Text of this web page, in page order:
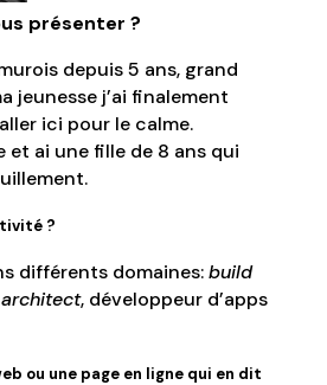
présenter ?
depuis 5 ans, grand
jeunesse j’ai finalement
ici pour le calme.
et ai une fille de 8 ans qui
?
différents domaines:build
, développeur d’apps
ou une page en ligne qui en dit